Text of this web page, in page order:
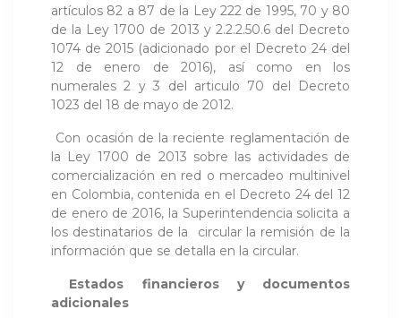
artículos 82 a 87 de la Ley 222 de 1995, 70 y 80
de la Ley 1700 de 2013 y 2.2.2.50.6 del Decreto
1074 de 2015 (adicionado por el Decreto 24 del
12 de enero de 2016), así como en los
numerales 2 y 3 del articulo 70 del Decreto
1023 del 18 de mayo de 2012.
Con ocasión de la reciente reglamentación de
la Ley 1700 de 2013 sobre las actividades de
comercialización en red o mercadeo multinivel
en Colombia, contenida en el Decreto 24 del 12
de enero de 2016, la Superintendencia solicita a
los destinatarios de la circular la remisión de la
información que se detalla en la circular.
Estados financieros y documentos
adicionales